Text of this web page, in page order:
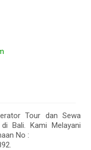
Tour dan Sewa
Bali. Kami Melayani
No :